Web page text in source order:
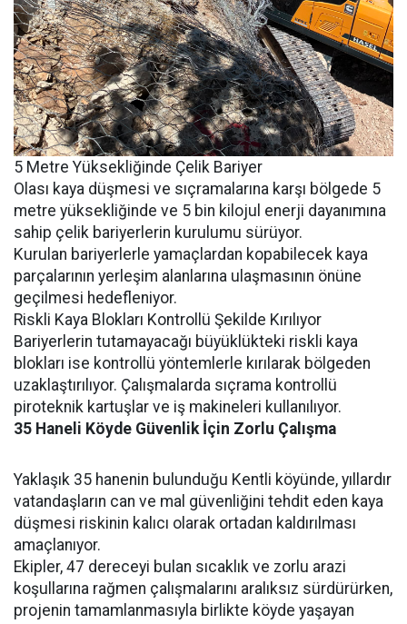
5 Metre Yüksekliğinde Çelik Bariyer
Olası kaya düşmesi ve sıçramalarına karşı bölgede 5
metre yüksekliğinde ve 5 bin kilojul enerji dayanımına
sahip çelik bariyerlerin kurulumu sürüyor.
Kurulan bariyerlerle yamaçlardan kopabilecek kaya
parçalarının yerleşim alanlarına ulaşmasının önüne
geçilmesi hedefleniyor.
Riskli Kaya Blokları Kontrollü Şekilde Kırılıyor
Bariyerlerin tutamayacağı büyüklükteki riskli kaya
blokları ise kontrollü yöntemlerle kırılarak bölgeden
uzaklaştırılıyor. Çalışmalarda sıçrama kontrollü
piroteknik kartuşlar ve iş makineleri kullanılıyor.
35 Haneli Köyde Güvenlik İçin Zorlu Çalışma
Yaklaşık 35 hanenin bulunduğu Kentli köyünde, yıllardır
vatandaşların can ve mal güvenliğini tehdit eden kaya
düşmesi riskinin kalıcı olarak ortadan kaldırılması
amaçlanıyor.
Ekipler, 47 dereceyi bulan sıcaklık ve zorlu arazi
koşullarına rağmen çalışmalarını aralıksız sürdürürken,
projenin tamamlanmasıyla birlikte köyde yaşayan